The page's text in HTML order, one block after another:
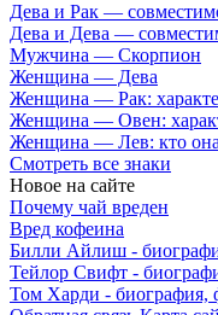
Дева и Рак —
Дева и Дева —
Мужчина — Скорпион
Женщина — Дева
Женщина — Рак:
Женщина — Овен:
Женщина — Лев: кто
Смотреть все знаки
Новое на сайте
Почему чай вреден
Вред кофеина
Билли Айлиш -
Тейлор Свифт -
Том Харди - биография,